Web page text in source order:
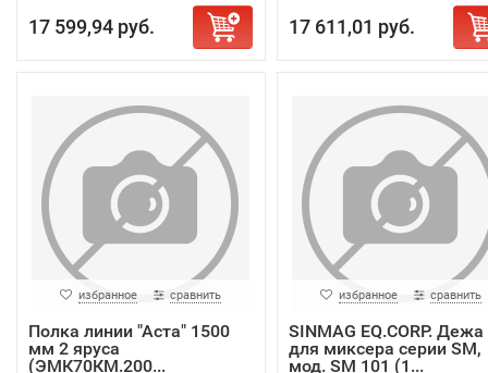
17 599,94 руб. 17 611,01 руб.
избранное сравнить
Полка линии "Аста" 1500
мм 2 яруса
(ЭМК70КМ.200...
избранное сравнить
SINMAG EQ.CORP. Дежа
для миксера серии SM,
мод. SM 101 (1...